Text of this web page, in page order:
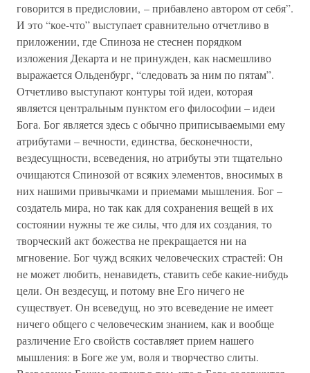
говорится в предисловии, – прибавлено автором от себя”.
И это “кое-что” выступает сравнительно отчетливо в
приложении, где Спиноза не стеснен порядком
изложения Декарта и не принужден, как насмешливо
выражается Ольденбург, “следовать за ним по пятам”.
Отчетливо выступают контуры той идеи, которая
является центральным пунктом его философии – идеи
Бога. Бог является здесь с обычно приписываемыми ему
атрибутами – вечности, единства, бесконечности,
вездесущности, всеведения, но атрибуты эти тщательно
очищаются Спинозой от всяких элементов, вносимых в
них нашими привычками и приемами мышления. Бог –
создатель мира, но так как для сохранения вещей в их
состоянии нужны те же силы, что для их создания, то
творческий акт божества не прекращается ни на
мгновение. Бог чужд всяких человеческих страстей: Он
не может любить, ненавидеть, ставить себе какие-нибудь
цели. Он вездесущ, и потому вне Его ничего не
существует. Он всеведущ, но это всеведение не имеет
ничего общего с человеческим знанием, как и вообще
различение Его свойств составляет прием нашего
мышления: в Боге же ум, воля и творчество слиты.